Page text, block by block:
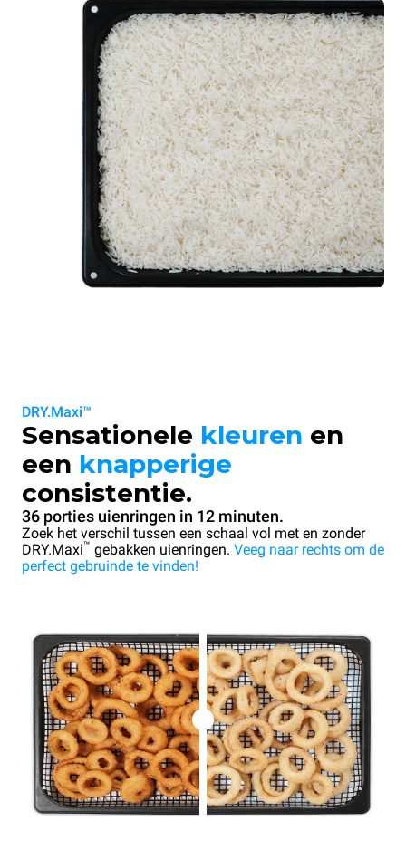
DRY.Maxi™
Sensationele kleuren en
een knapperige
consistentie.
36 porties uienringen in 12 minuten.
Zoek het verschil tussen een schaal vol met en zonder
DRY.Maxi™ gebakken uienringen. Veeg naar rechts om de
perfect gebruinde te vinden!